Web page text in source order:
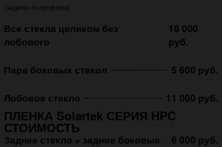
(задняя полусфера)
Все стекла целиком без
лобового
18 000
руб.
Пара боковых стекол 5 600 руб.
Лобовое стекло 11 000 руб.
ПЛЕНКА Solartek СЕРИЯ HPC
СТОИМОСТЬ
Заднее стекло + задние боковые 6 000 руб.